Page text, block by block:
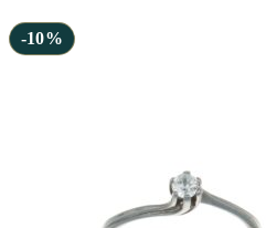
-10%